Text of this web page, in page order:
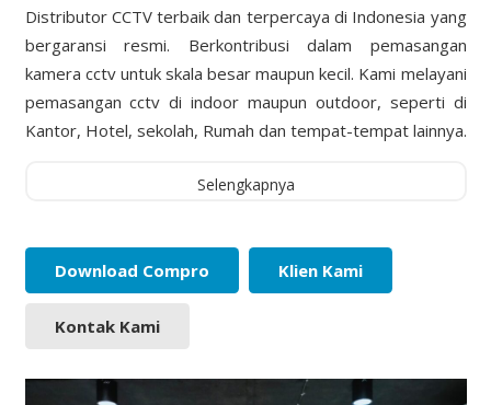
Distributor CCTV terbaik dan terpercaya di Indonesia yang
bergaransi resmi. Berkontribusi dalam pemasangan
kamera cctv untuk skala besar maupun kecil. Kami melayani
pemasangan cctv di indoor maupun outdoor, seperti di
Kantor, Hotel, sekolah, Rumah dan tempat-tempat lainnya.
Selengkapnya
Download Compro Klien Kami
Kontak Kami